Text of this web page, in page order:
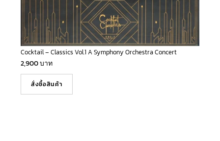
Cocktail – Classics Vol.1 A Symphony Orchestra Concert
2,900บาท
สั่งซื้อสินค้า